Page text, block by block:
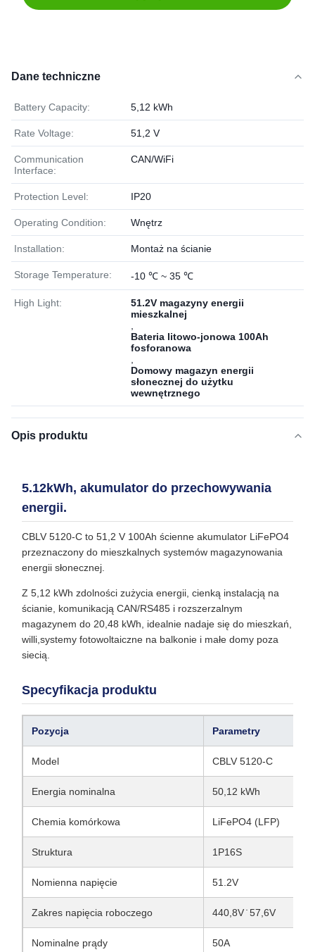
Dane techniczne
Battery Capacity: 5,12 kWh
Rate Voltage: 51,2 V
Communication
Interface:
CAN/WiFi
Protection Level: IP20
Operating Condition: Wnętrz
Installation: Montaż na ścianie
Storage Temperature: -10 ℃ ~ 35 ℃
High Light:
51.2V magazyny energii
mieszkalnej
Bateria litowo-jonowa 100Ah
fosforanowa
Domowy magazyn energii
słonecznej do użytku
wewnętrznego
Opis produktu
5.12kWh, akumulator do przechowywania
energii.
CBLV 5120-C to 51,2 V 100Ah ścienne akumulator LiFePO4
przeznaczony do mieszkalnych systemów magazynowania
energii słonecznej.
Z 5,12 kWh zdolności zużycia energii, cienką instalacją na
ścianie, komunikacją CAN/RS485 i rozszerzalnym
magazynem do 20,48 kWh, idealnie nadaje się do mieszkań,
willi,systemy fotowoltaiczne na balkonie i małe domy poza
siecią.
Specyfikacja produktu
Pozycja Parametry
Model CBLV 5120-C
Energia nominalna 50,12 kWh
Chemia komórkowa LiFePO4 (LFP)
Struktura 1P16S
Nomienna napięcie 51.2V
Zakres napięcia roboczego 440,8V ̇ 57,6V
Nominalne prądy 50A